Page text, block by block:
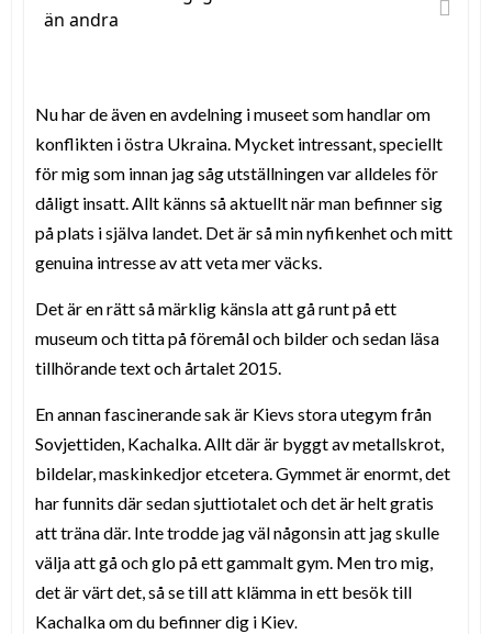
än andra
Nu har de även en avdelning i museet som handlar om
konflikten i östra Ukraina. Mycket intressant, speciellt
för mig som innan jag såg utställningen var alldeles för
dåligt insatt. Allt känns så aktuellt när man befinner sig
på plats i själva landet. Det är så min nyfikenhet och mitt
genuina intresse av att veta mer väcks.
Det är en rätt så märklig känsla att gå runt på ett
museum och titta på föremål och bilder och sedan läsa
tillhörande text och årtalet 2015.
En annan fascinerande sak är Kievs stora utegym från
Sovjettiden, Kachalka. Allt där är byggt av metallskrot,
bildelar, maskinkedjor etcetera. Gymmet är enormt, det
har funnits där sedan sjuttiotalet och det är helt gratis
att träna där. Inte trodde jag väl någonsin att jag skulle
välja att gå och glo på ett gammalt gym. Men tro mig,
det är värt det, så se till att klämma in ett besök till
Kachalka om du befinner dig i Kiev.